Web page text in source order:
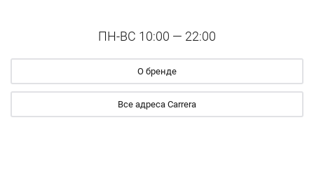
ПН-ВС 10:00 — 22:00
О бренде
Все адреса Carrera